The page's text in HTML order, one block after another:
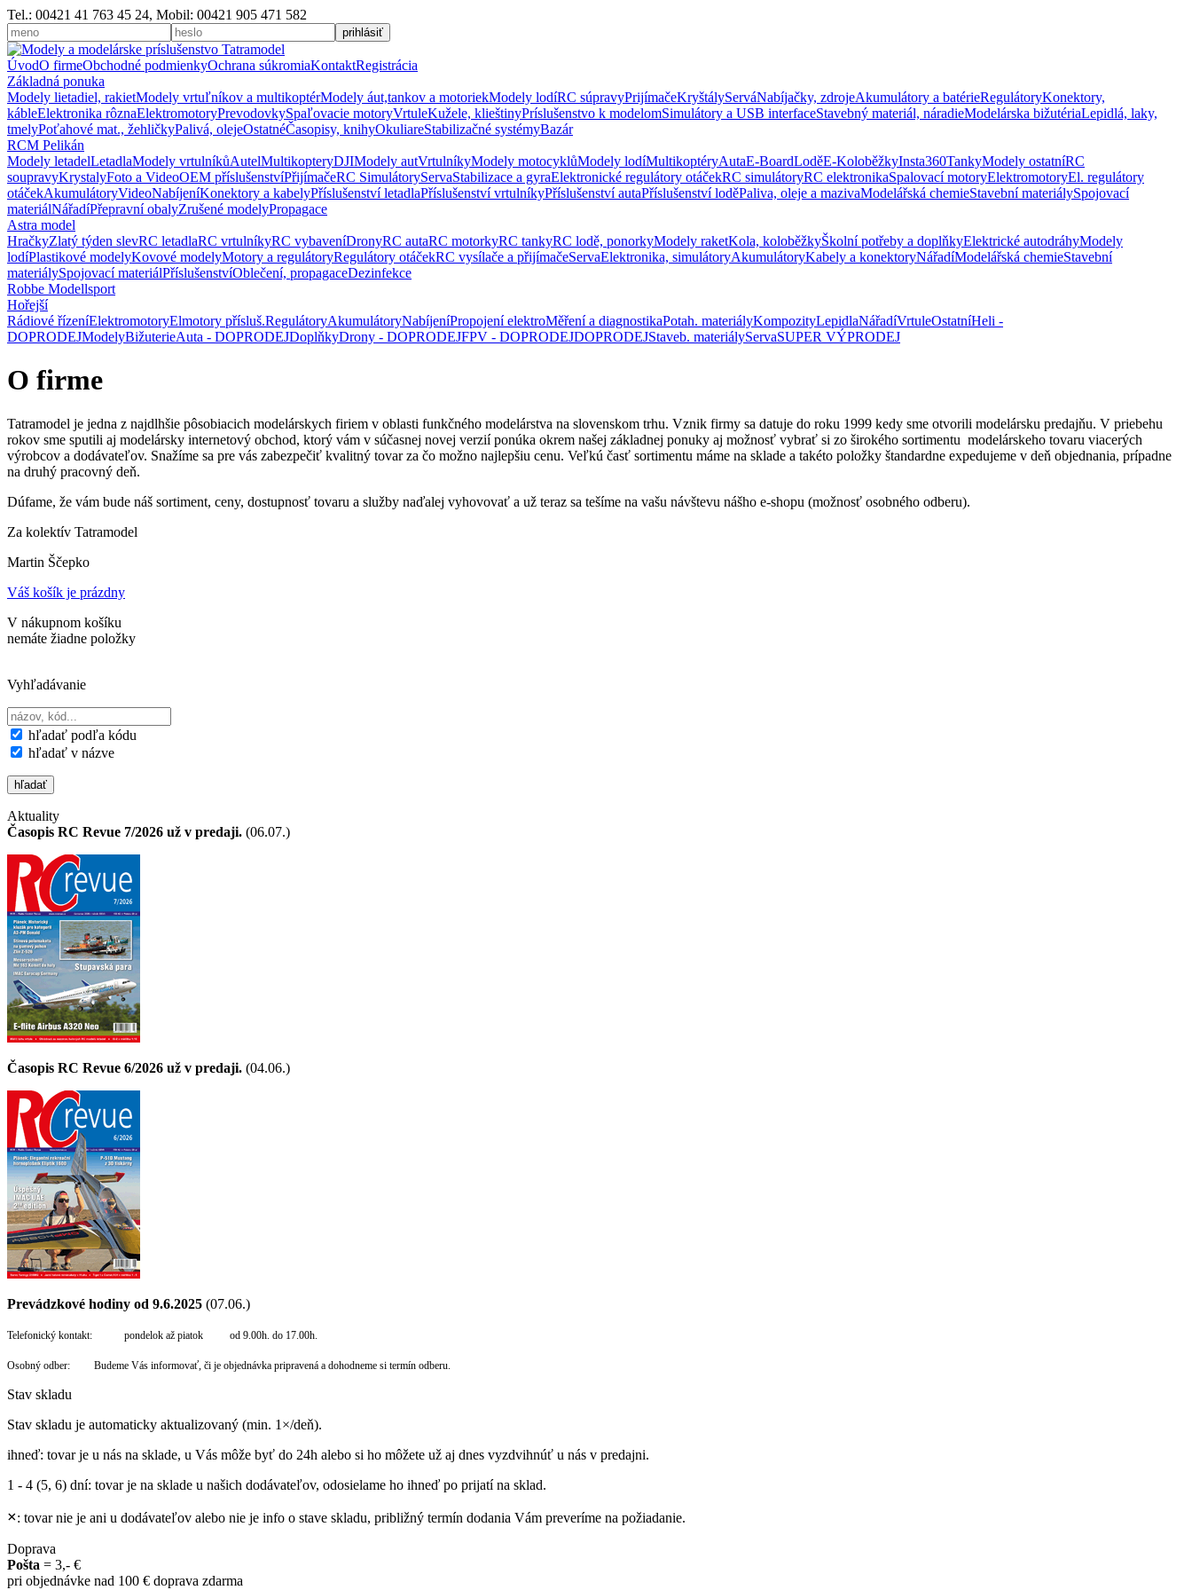
Tel.: 00421 41 763 45 24, Mobil: 00421 905 471 582
ÚvodO firmeObchodné podmienkyOchrana súkromiaKontaktRegistrácia
Základná ponuka
Modely lietadiel, rakietModely vrtuľníkov a multikoptérModely áut,tankov a motoriekModely lodíRC súpravyPrijímačeKryštályServáNabíjačky, zdrojeAkumulátory a batérieRegulátoryKonektory,
kábleElektronika rôznaElektromotoryPrevodovkySpaľovacie motoryVrtuleKužele, klieštinyPríslušenstvo k modelomSimulátory a USB interfaceStavebný materiál, náradieModelárska bižutériaLepidlá, laky,
tmelyPoťahové mat., žehličkyPalivá, olejeOstatnéČasopisy, knihyOkuliareStabilizačné systémyBazár
RCM Pelikán
Modely letadelLetadlaModely vrtulníkůAutelMultikopteryDJIModely autVrtulníkyModely motocyklůModely lodíMultikoptéryAutaE-BoardLoděE-KoloběžkyInsta360TankyModely ostatníRC
soupravyKrystalyFoto a VideoOEM příslušenstvíPřijímačeRC SimulátoryServaStabilizace a gyraElektronické regulátory otáčekRC simulátoryRC elektronikaSpalovací motoryElektromotoryEl. regulátory
otáčekAkumulátoryVideoNabíjeníKonektory a kabelyPříslušenství letadlaPříslušenství vrtulníkyPříslušenství autaPříslušenství loděPaliva, oleje a mazivaModelářská chemieStavební materiálySpojovací
materiálNářadíPřepravní obalyZrušené modelyPropagace
Astra model
HračkyZlatý týden slevRC letadlaRC vrtulníkyRC vybaveníDronyRC autaRC motorkyRC tankyRC lodě, ponorkyModely raketKola, koloběžkyŠkolní potřeby a doplňkyElektrické autodráhyModely
lodíPlastikové modelyKovové modelyMotory a regulátoryRegulátory otáčekRC vysílače a přijímačeServaElektronika, simulátoryAkumulátoryKabely a konektoryNářadíModelářská chemieStavební
materiálySpojovací materiálPříslušenstvíOblečení, propagaceDezinfekce
Robbe Modellsport
Hořejší
Rádiové řízeníElektromotoryElmotory přísluš.RegulátoryAkumulátoryNabíjeníPropojení elektroMěření a diagnostikaPotah. materiályKompozityLepidlaNářadíVrtuleOstatníHeli -
DOPRODEJModelyBižuterieAuta - DOPRODEJDoplňkyDrony - DOPRODEJFPV - DOPRODEJDOPRODEJStaveb. materiályServaSUPER VÝPRODEJ
O firme
Tatramodel je jedna z najdlhšie pôsobiacich modelárskych firiem v oblasti funkčného modelárstva na slovenskom trhu. Vznik firmy sa datuje do roku 1999 kedy sme otvorili modelársku predajňu. V priebehu
rokov sme sputili aj modelársky internetový obchod, ktorý vám v súčasnej novej verzií ponúka okrem našej základnej ponuky aj možnosť vybrať si zo širokého sortimentu modelárskeho tovaru viacerých
výrobcov a dodávateľov. Snažíme sa pre vás zabezpečiť kvalitný tovar za čo možno najlepšiu cenu. Veľkú časť sortimentu máme na sklade a takéto položky štandardne expedujeme v deň objednania, prípadne
na druhý pracovný deň.
Dúfame, že vám bude náš sortiment, ceny, dostupnosť tovaru a služby naďalej vyhovovať a už teraz sa tešíme na vašu návštevu nášho e-shopu (možnosť osobného odberu).
Za kolektív Tatramodel
Martin Ščepko
Váš košík je prázdny
V nákupnom košíku
nemáte žiadne položky
Vyhľadávanie
hľadať podľa kódu
hľadať v názve
Aktuality
Časopis RC Revue 7/2026 už v predaji. (06.07.)
Časopis RC Revue 6/2026 už v predaji. (04.06.)
Prevádzkové hodiny od 9.6.2025 (07.06.)
Telefonický kontakt: pondelok až piatok od 9.00h. do 17.00h.
Osobný odber: Budeme Vás informovať, či je objednávka pripravená a dohodneme si termín odberu.
Stav skladu
Stav skladu je automaticky aktualizovaný (min. 1×/deň).
ihneď: tovar je u nás na sklade, u Vás môže byť do 24h alebo si ho môžete už aj dnes vyzdvihnúť u nás v predajni.
1 - 4 (5, 6) dní: tovar je na sklade u našich dodávateľov, odosielame ho ihneď po prijatí na sklad.
×: tovar nie je ani u dodávateľov alebo nie je info o stave skladu, približný termín dodania Vám preveríme na požiadanie.
Doprava
Pošta = 3,- €
pri objednávke nad 100 € doprava zdarma